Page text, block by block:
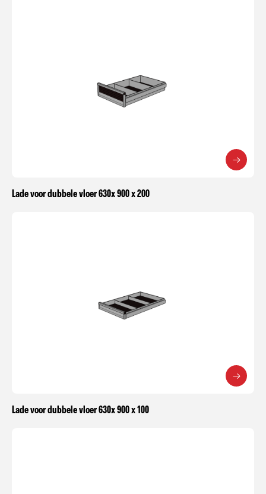
Lade voor dubbele vloer 630x 900 x 200
Lade voor dubbele vloer 630x 900 x 100